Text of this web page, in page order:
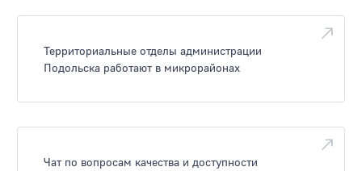
Территориальные отделы администрации
Подольска работают в микрорайонах
Чат по вопросам качества и доступности